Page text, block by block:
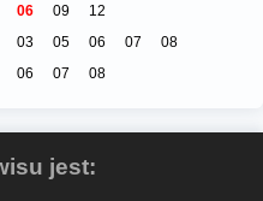
06 09
12
03 05 06 07
08
06 07 08
jest: